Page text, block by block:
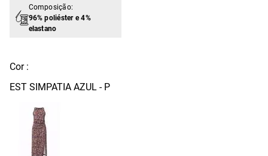
Composição:
96% poliéster e 4%
elastano
Cor :
EST SIMPATIA AZUL - P
º vestido curto